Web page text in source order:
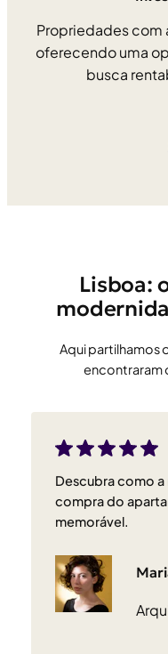
Propriedades com
oferecendo uma
busca
Lisboa:
Aqui partilhamos
encontraram
Descubra como
compra do
memorável.